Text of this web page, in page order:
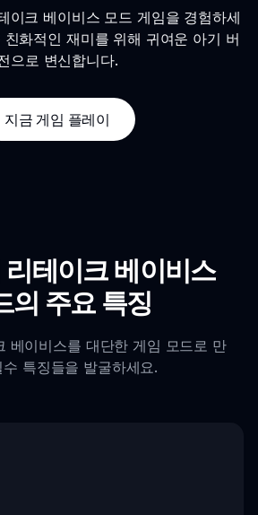
이크 베이비스 모드 게임을 경험하세
화적인 재미를 위해 귀여운 아기 버
으로 변신합니다.
지금 게임 플레이
테이크 베이비스
의 주요 특징
베이비스를 대단한 게임 모드로 만
수 특징들을 발굴하세요.